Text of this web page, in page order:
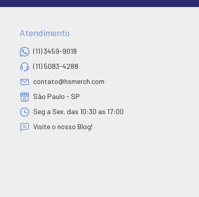
Atendimento
(11) 3459-9018
(11) 5083-4288
contato@hsmerch.com
São Paulo - SP
Seg a Sex. das 10:30 as 17:00
Visite o nosso Blog!